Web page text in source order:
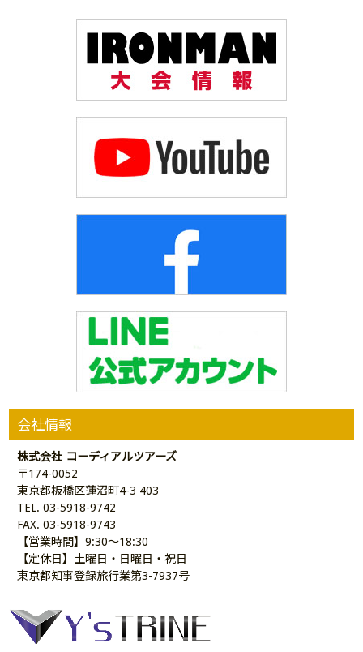
会社情報
株式会社 コーディアルツアーズ
〒174-0052
東京都板橋区蓮沼町4-3 403
TEL. 03-5918-9742
FAX. 03-5918-9743
【営業時間】9:30～18:30
【定休日】土曜日・日曜日・祝日
東京都知事登録旅行業第3-7937号